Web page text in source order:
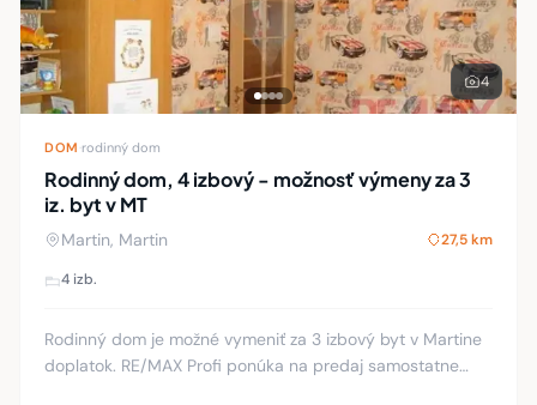
4
DOM rodinný dom
Rodinný dom, 4 izbový - možnosť výmeny za 3
iz. byt v MT
Martin, Martin 27,5 km
4 izb.
Rodinný dom je možné vymeniť za 3 izbový byt v Martine
doplatok. RE/MAX Profi ponúka na predaj samostatne